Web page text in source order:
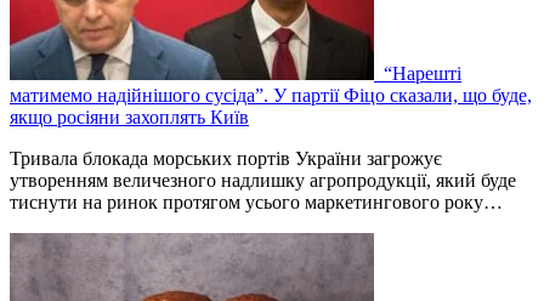
“Нарешті
матимемо надійнішого сусіда”. У партії Фіцо сказали, що буде,
якщо росіяни захоплять Київ
Тривала блокада морських портів України загрожує
утворенням величезного надлишку агропродукції, який буде
тиснути на ринок протягом усього маркетингового року…